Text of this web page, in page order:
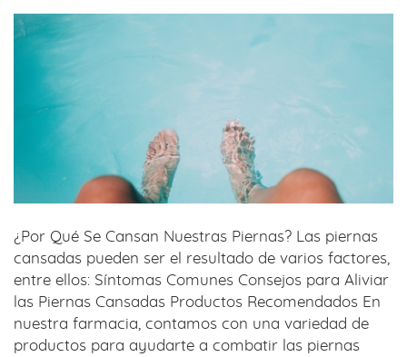
¿Por Qué Se Cansan Nuestras Piernas? Las piernas
cansadas pueden ser el resultado de varios factores,
entre ellos: Síntomas Comunes Consejos para Aliviar
las Piernas Cansadas Productos Recomendados En
nuestra farmacia, contamos con una variedad de
productos para ayudarte a combatir las piernas